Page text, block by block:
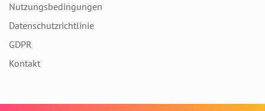
Nutzungsbedingungen
Datenschutzrichtlinie
GDPR
Kontakt